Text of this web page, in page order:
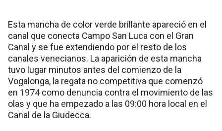
Esta mancha de color verde brillante apareció en el
canal que conecta Campo San Luca con el Gran
Canal y se fue extendiendo por el resto de los
canales venecianos. La aparición de esta mancha
tuvo lugar minutos antes del comienzo de la
Vogalonga, la regata no competitiva que comenzó
en 1974 como denuncia contra el movimiento de las
olas y que ha empezado a las 09:00 hora local en el
Canal de la Giudecca.